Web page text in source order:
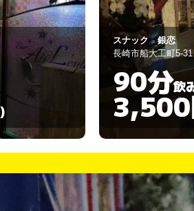
27 September
長崎市船大工町3-18
90分飲